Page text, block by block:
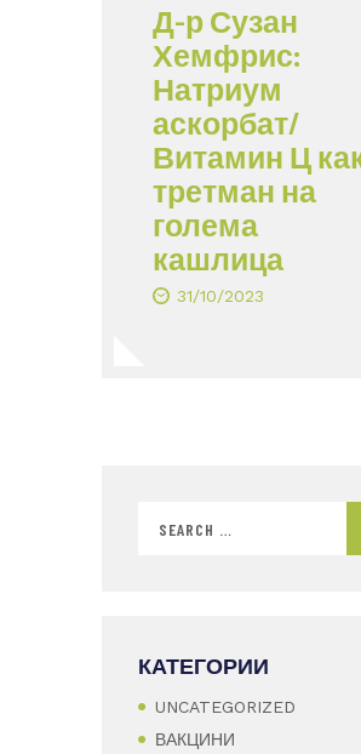
Д-р Сузан
Хемфрис:
Натриум
аскорбат/
Витамин Ц
третман на
голема
кашлица
31/10/2023
КАТЕГОРИИ
UNCATEGORIZED
ВАКЦИНИ